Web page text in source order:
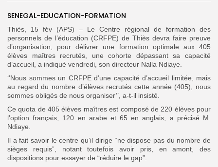
SENEGAL-EDUCATION-FORMATION
Thiès, 15 fév (APS) – Le Centre régional de formation des
personnels de l’éducation (CRFPE) de Thiès devra faire preuve
d’organisation, pour délivrer une formation optimale aux 405
élèves maîtres recrutés, une cohorte dépassant sa capacité
d’accueil, a indiqué vendredi, son directeur Nalla Ndiaye.
‘’Nous sommes un CRFPE d’une capacité d’accueil limitée, mais
au regard du nombre d’élèves recrutés cette année (405), nous
sommes obligés de nous organiser’’, a-t-il insisté.
Ce quota de 405 élèves maîtres est composé de 220 élèves pour
l’option français, 120 en arabe et 65 en anglais, a précisé M.
Ndiaye.
Il a fait savoir le centre qu’il dirige “ne dispose pas du nombre de
sièges requis”, notant toutefois avoir pris, en amont, des
dispositions pour essayer de “réduire le gap”.